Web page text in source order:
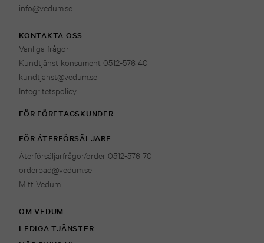
info@vedum.se
KONTAKTA OSS
Vanliga frågor
Kundtjänst konsument 0512-576 40
kundtjanst@vedum.se
Integritetspolicy
FÖR FÖRETAGSKUNDER
FÖR ÅTERFÖRSÄLJARE
Återförsäljarfrågor/order 0512-576 70
orderbad@vedum.se
Mitt Vedum
OM VEDUM
LEDIGA TJÄNSTER